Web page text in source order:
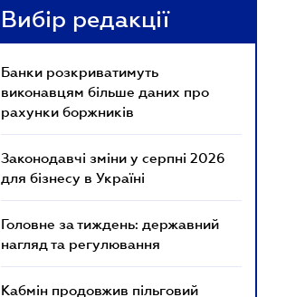
Вибір редакції
Банки розкриватимуть
виконавцям більше даних про
рахунки боржників
Законодавчі зміни у серпні 2026
для бізнесу в Україні
Головне за тиждень: державний
нагляд та регулювання
Кабмін продовжив пільговий